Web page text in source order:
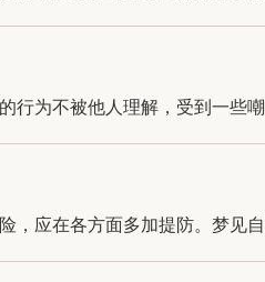
行为不被他人理解，受到一些
，应在各方面多加提防。梦见